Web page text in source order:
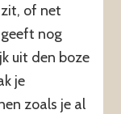
of net
nog
uit den boze
je
zoals je al